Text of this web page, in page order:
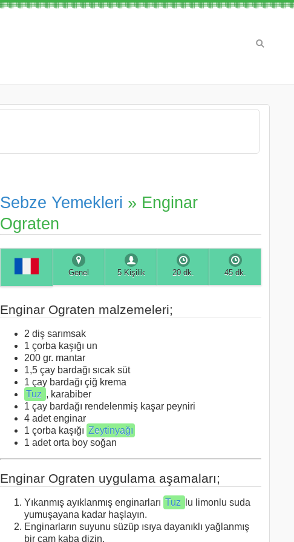
Sebze Yemekleri » Enginar
Ograten
Genel 5 Kişilik 20 dk. 45 dk.
Enginar Ograten malzemeleri;
2 diş sarımsak
1 çorba kaşığı un
200 gr. mantar
1,5 çay bardağı sıcak süt
1 çay bardağı çiğ krema
Tuz , karabiber
1 çay bardağı rendelenmiş kaşar peyniri
4 adet enginar
1 çorba kaşığı Zeytinyağı
1 adet orta boy soğan
Enginar Ograten uygulama aşamaları;
Yıkanmış ayıklanmış enginarları Tuz
lu limonlu suda
yumuşayana kadar haşlayın.
Enginarların suyunu süzüp ısıya dayanıklı yağlanmış
bir cam kaba dizin.